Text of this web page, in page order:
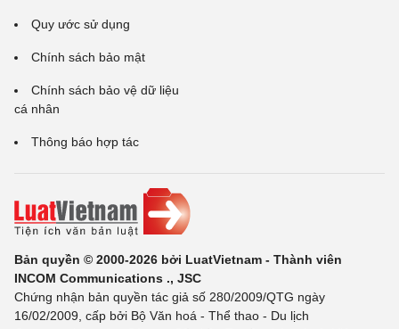
Quy ước sử dụng
Chính sách bảo mật
Chính sách bảo vệ dữ liệu
cá nhân
Thông báo hợp tác
Bản quyền © 2000-2026 bởi LuatVietnam - Thành viên
INCOM Communications ., JSC
Chứng nhận bản quyền tác giả số 280/2009/QTG ngày
16/02/2009, cấp bởi Bộ Văn hoá - Thể thao - Du lịch